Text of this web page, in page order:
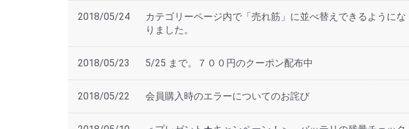
2018/05/24
カテゴリーページ内で「売れ筋」に並べ替えできるようにな
りました。
2018/05/23 5/25 まで。７００円のクーポン配布中
2018/05/22 会員購入時のエラーについてのお詫び